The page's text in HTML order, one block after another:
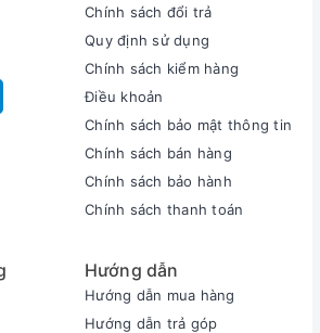
hiện các bản vẽ 3D nặng, dựng
siêu nhanh và mượt mà.
512GB giúp chiếcLegion Gaming
tốt các tựa game nặng, khởi động game
siêu nhanh. CPU và GPU kết hợp với
ưu nhất trong tầm giá chỉ hơn 40 triệu.
Legion 5 2021không chỉ mang
trực tuyến một cách mượt mà.
nhiệt Coldfront 3.0
Chính sách đổi trả
Quy định sử dụng
Chính sách kiểm hàng
Điều khoản
Chính sách bảo mật thông tin
Chính sách bán hàng
Chính sách bảo hành
Chính sách thanh toán
Hướng dẫn
Hướng dẫn mua hàng
Hướng dẫn trả góp